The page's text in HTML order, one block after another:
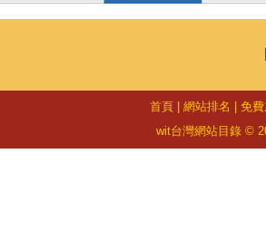
首頁| 網站排名
免
wit台灣網站目錄 ©